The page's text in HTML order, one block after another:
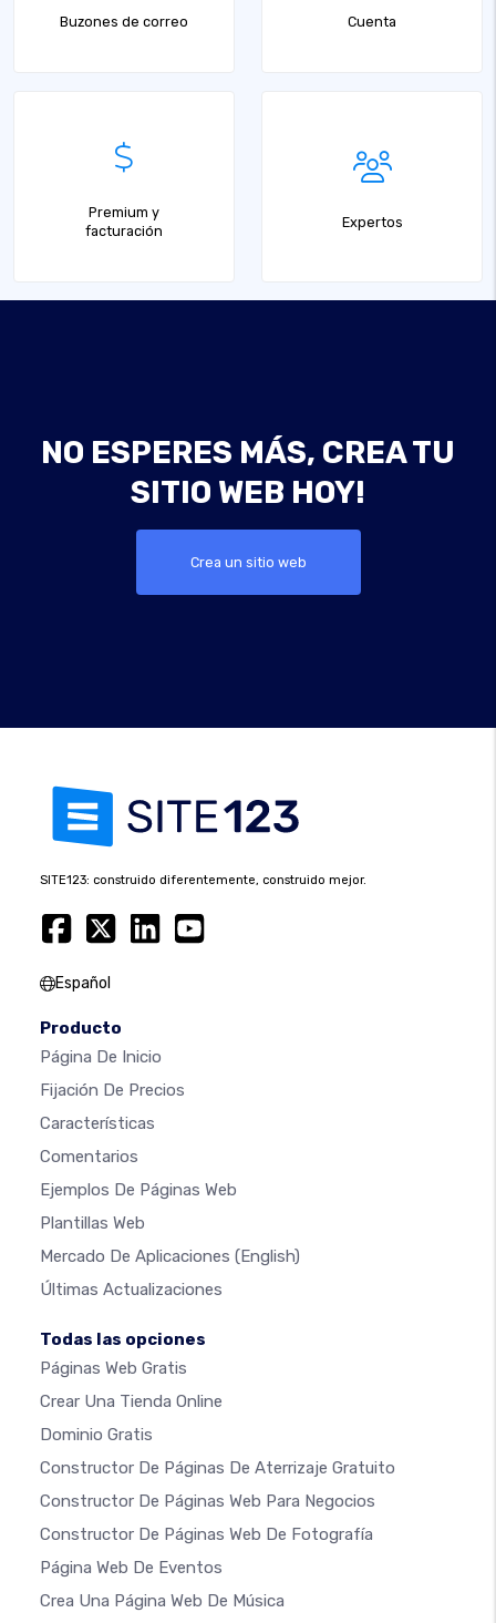
Buzones de correo Cuenta
Premium y
facturación
Expertos
NO ESPERES MÁS, CREA TU
SITIO WEB HOY!
Crea un sitio web
SITE123: construido diferentemente, construido mejor.
Español
Producto
Página De Inicio
Fijación De Precios
Características
Comentarios
Ejemplos De Páginas Web
Plantillas Web
Mercado De Aplicaciones (English)
Últimas Actualizaciones
Todas las opciones
Páginas Web Gratis
Crear Una Tienda Online
Dominio Gratis
Constructor De Páginas De Aterrizaje Gratuito
Constructor De Páginas Web Para Negocios
Constructor De Páginas Web De Fotografía
Página Web De Eventos
Crea Una Página Web De Música